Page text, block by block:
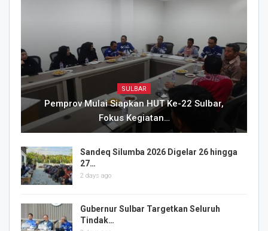
SULBAR
Pemprov Mulai Siapkan HUT Ke-22 Sulbar,
Fokus Kegiatan…
Sandeq Silumba 2026 Digelar 26 hingga
27…
2 days ago
Gubernur Sulbar Targetkan Seluruh
Tindak…